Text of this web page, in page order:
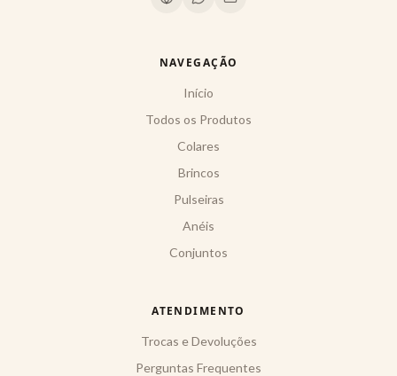
NAVEGAÇÃO
Início
Todos os Produtos
Colares
Brincos
Pulseiras
Anéis
Conjuntos
ATENDIMENTO
Trocas e Devoluções
Perguntas Frequentes